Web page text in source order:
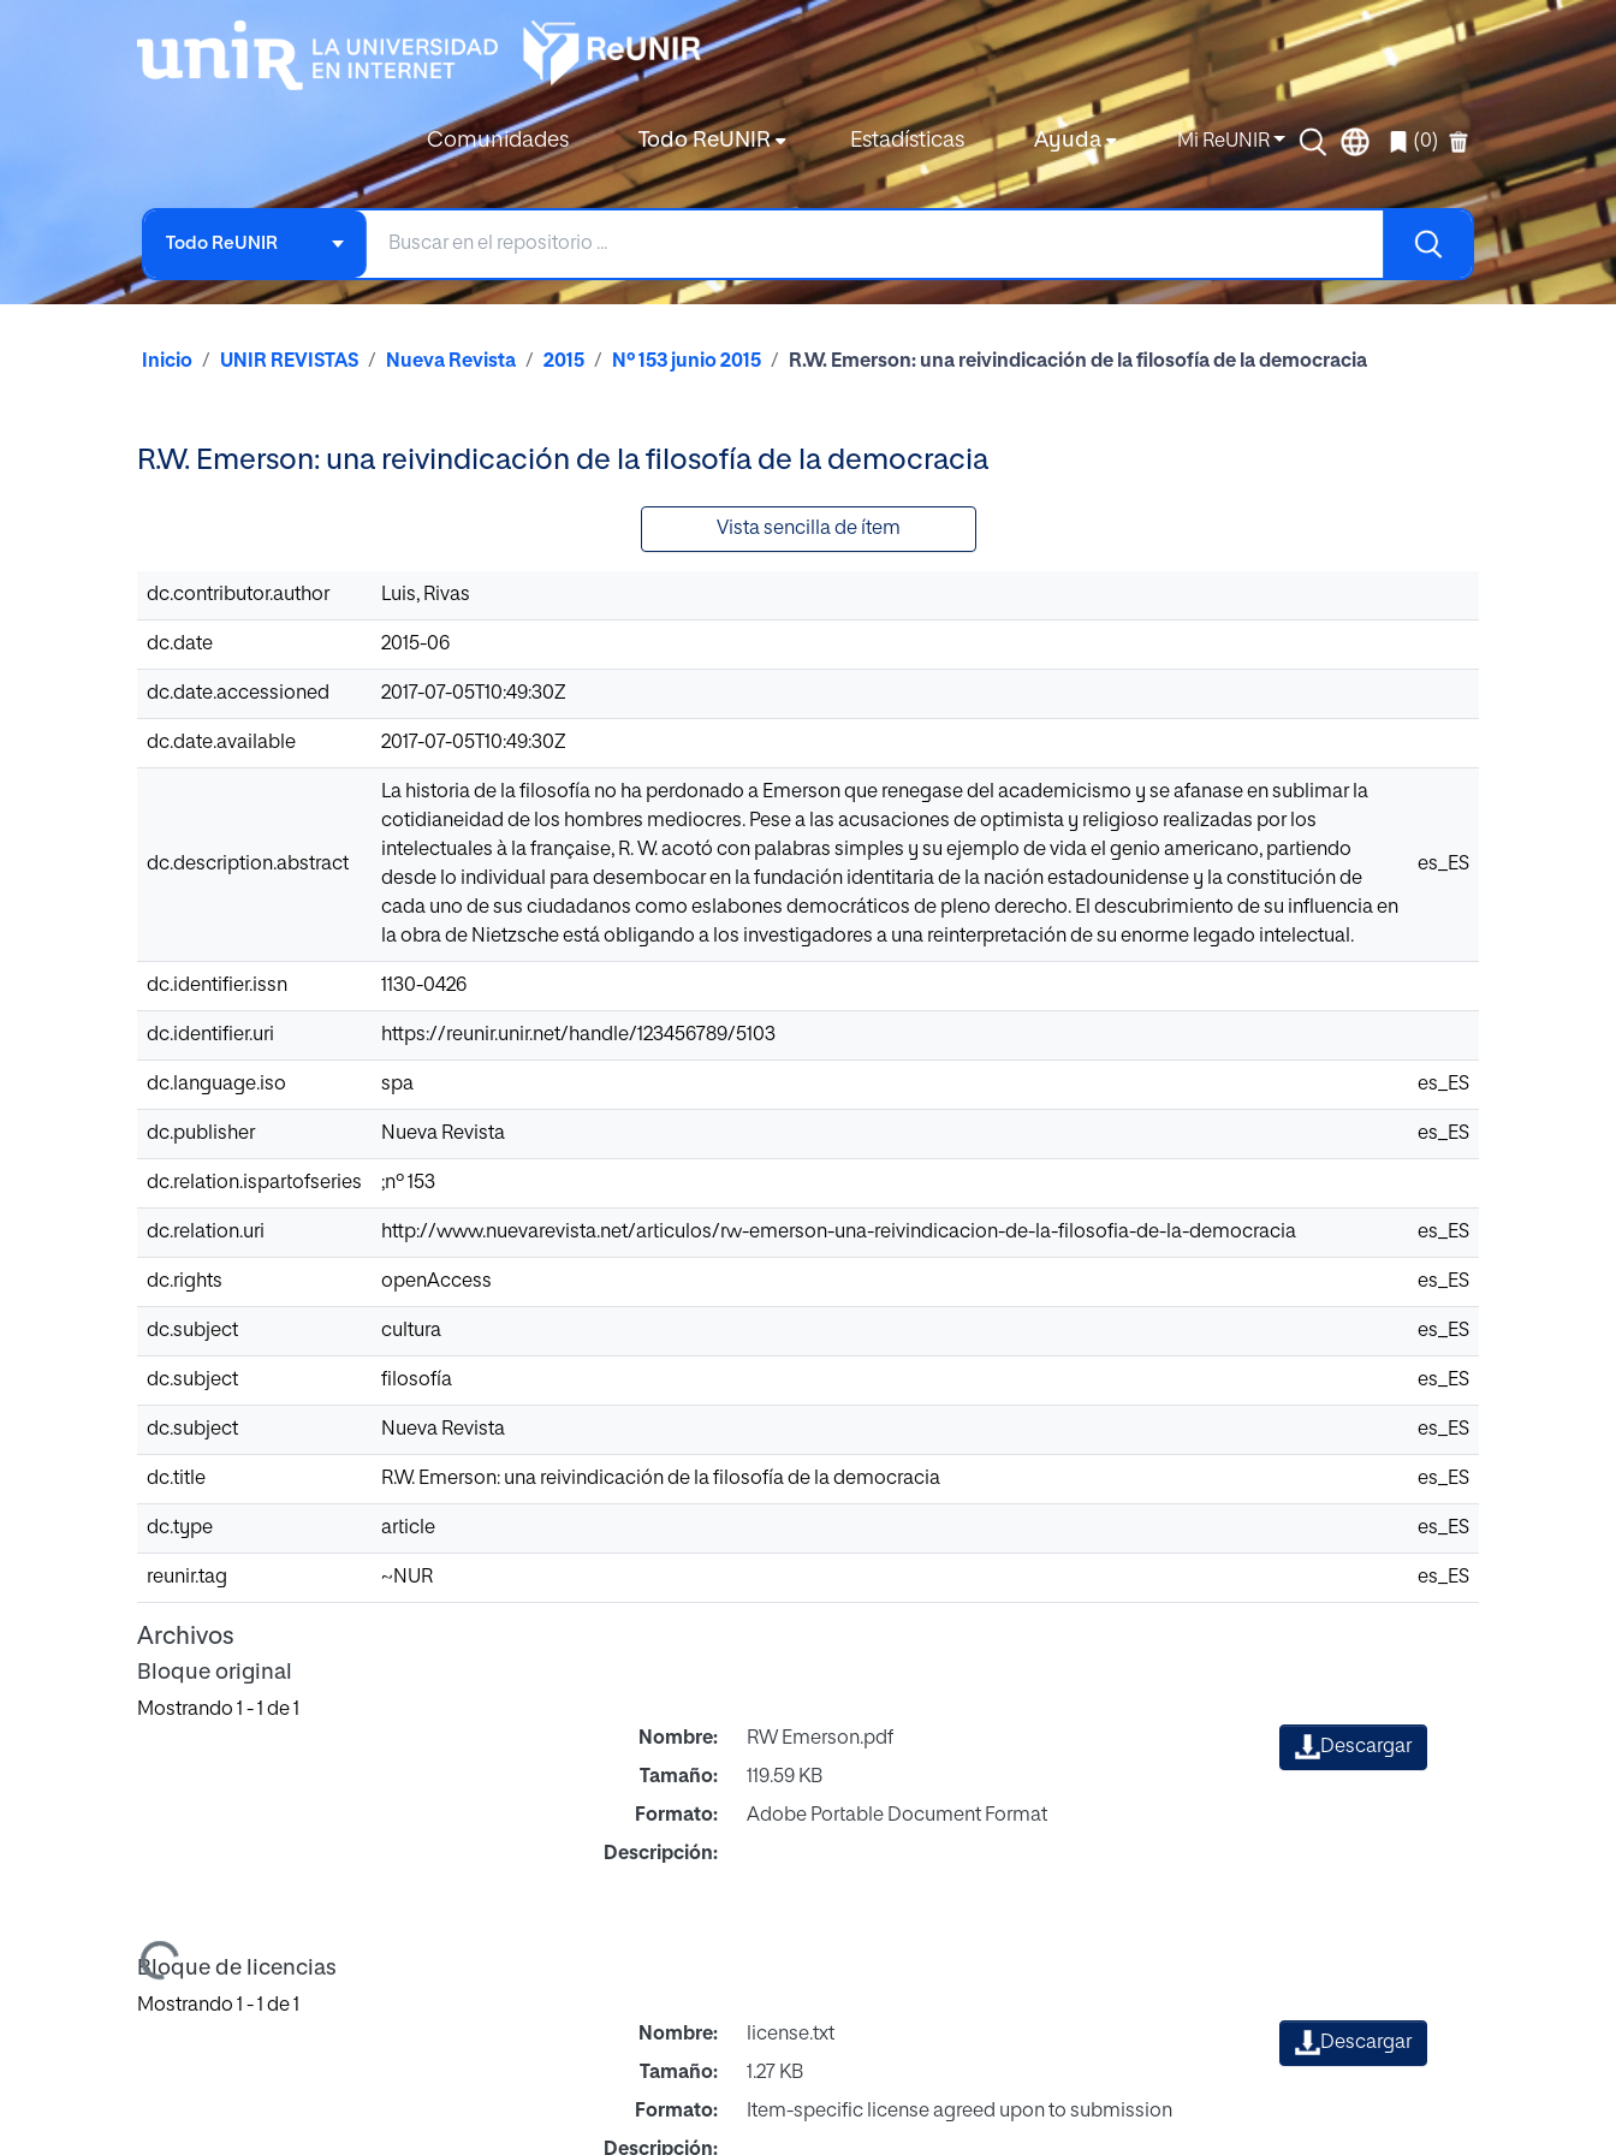
Comunidades Todo ReUNIR Estadísticas Ayuda Mi ReUNIR (0)
Todo ReUNIR
Inicio UNIR REVISTAS Nueva Revista 2015 Nº 153 junio 2015 R.W. Emerson: una reivindicación de la filosofía de la democracia
R.W. Emerson: una reivindicación de la filosofía de la democracia
Vista sencilla de ítem
dc.contributor.author Luis, Rivas
dc.date 2015-06
dc.date.accessioned 2017-07-05T10:49:30Z
dc.date.available 2017-07-05T10:49:30Z
dc.description.abstract
La historia de la filosofía no ha perdonado a Emerson que renegase del academicismo y se afanase en sublimar la
cotidianeidad de los hombres mediocres. Pese a las acusaciones de optimista y religioso realizadas por los
intelectuales à la française, R. W. acotó con palabras simples y su ejemplo de vida el genio americano, partiendo
desde lo individual para desembocar en la fundación identitaria de la nación estadounidense y la constitución de
cada uno de sus ciudadanos como eslabones democráticos de pleno derecho. El descubrimiento de su influencia en
la obra de Nietzsche está obligando a los investigadores a una reinterpretación de su enorme legado intelectual.
es_ES
dc.identifier.issn 1130-0426
dc.identifier.uri https://reunir.unir.net/handle/123456789/5103
dc.language.iso spa es_ES
dc.publisher Nueva Revista es_ES
dc.relation.ispartofseries ;nº 153
dc.relation.uri http://www.nuevarevista.net/articulos/rw-emerson-una-reivindicacion-de-la-filosofia-de-la-democracia es_ES
dc.rights openAccess es_ES
dc.subject cultura es_ES
dc.subject filosofía es_ES
dc.subject Nueva Revista es_ES
dc.title R.W. Emerson: una reivindicación de la filosofía de la democracia es_ES
dc.type article es_ES
reunir.tag ~NUR es_ES
Archivos
Bloque original
Mostrando 1 - 1 de 1
Cargando...
Nombre:
RW Emerson.pdf
Tamaño:
119.59 KB
Formato:
Adobe Portable Document Format
Descripción:
Descargar
Bloque de licencias
Mostrando 1 - 1 de 1
Nombre:
license.txt
Tamaño:
1.27 KB
Formato:
Item-specific license agreed upon to submission
Descripción:
Descargar